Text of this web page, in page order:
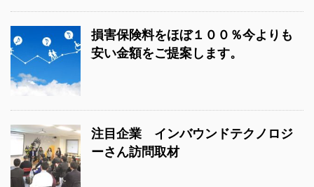
損害保険料をほぼ１００％今よりも
安い金額をご提案します。
注目企業 インバウンドテクノロジ
ーさん訪問取材